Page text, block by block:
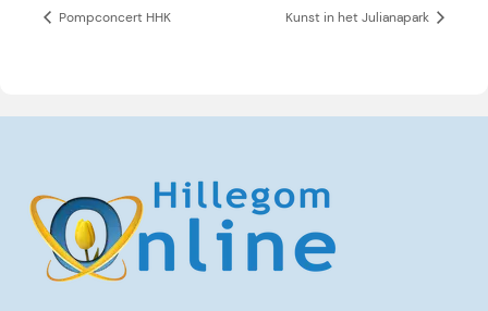
Pompconcert HHK Kunst in het Julianapark